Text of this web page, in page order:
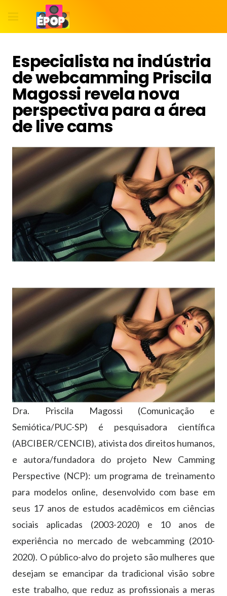
Especialista na indústria
de webcamming Priscila
Magossi revela nova
perspectiva para a área
de live cams
Dra. Priscila Magossi (Comunicação e
Semiótica/PUC-SP) é pesquisadora científica
(ABCIBER/CENCIB), ativista dos direitos humanos,
e autora/fundadora do projeto New Camming
Perspective (NCP): um programa de treinamento
para modelos online, desenvolvido com base em
seus 17 anos de estudos acadêmicos em ciências
sociais aplicadas (2003-2020) e 10 anos de
experiência no mercado de webcamming (2010-
2020). O público-alvo do projeto são mulheres que
desejam se emancipar da tradicional visão sobre
este trabalho, que reduz as profissionais a meras